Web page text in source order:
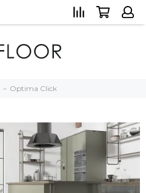
Optima Click